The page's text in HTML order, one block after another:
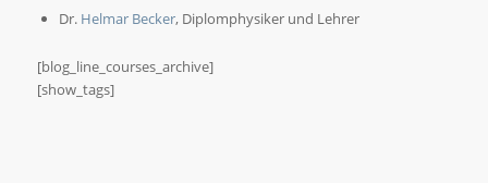
Dr. Helmar Becker, Diplomphysiker und Lehrer
[blog_line_courses_archive]
[show_tags]